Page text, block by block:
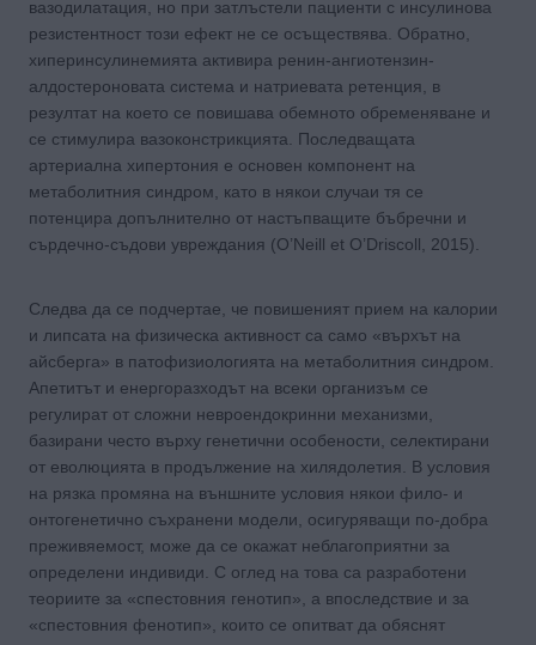
вазодилатация, но при затлъстели пациенти с инсулинова
резистентност този ефект не се осъществява. Обратно,
хиперинсулинемията активира ренин-ангиотензин-
алдостероновата система и натриевата ретенция, в
резултат на което се повишава обемното обременяване и
се стимулира вазоконстрикцията. Последващата
артериална хипертония е основен компонент на
метаболитния синдром, като в някои случаи тя се
потенцира допълнително от настъпващите бъбречни и
сърдечно-съдови увреждания (O’Neill et O’Driscoll, 2015).
Следва да се подчертае, че повишеният прием на калории
и липсата на физическа активност са само «върхът на
айсберга» в патофизиологията на метаболитния синдром.
Апетитът и енергоразходът на всеки организъм се
регулират от сложни невроендокринни механизми,
базирани често върху генетични особености, селектирани
от еволюцията в продължение на хилядолетия. В условия
на рязка промяна на външните условия някои фило- и
онтогенетично съхранени модели, осигуряващи по-добра
преживяемост, може да се окажат неблагоприятни за
определени индивиди. С оглед на това са разработени
теориите за «спестовния генотип», а впоследствие и за
«спестовния фенотип», които се опитват да обяснят